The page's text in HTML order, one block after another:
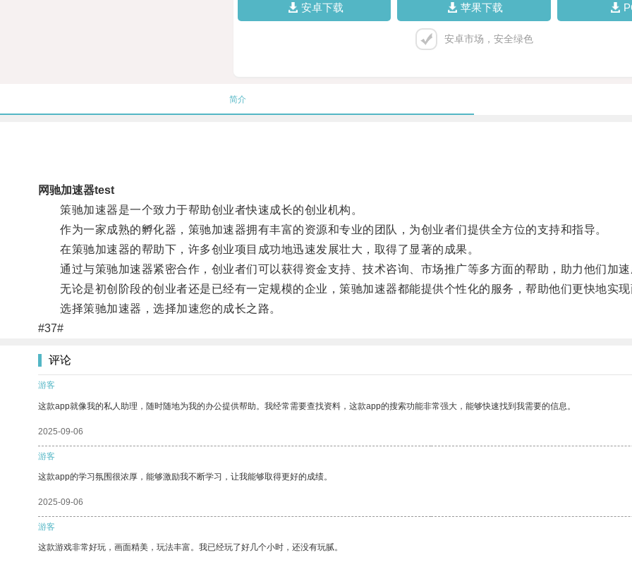
安卓下载 苹果下载
安卓市场，安全绿色
简介
网驰加速器test
策驰加速器是一个致力于帮助创业者快速成长的创业机构。
作为一家成熟的孵化器，策驰加速器拥有丰富的资源和专业的团队，为创业者们提供全方位的支持和指导。
在策驰加速器的帮助下，许多创业项目成功地迅速发展壮大，取得了显著的成果。
通过与策驰加速器紧密合作，创业者们可以获得资金支持、技术咨询、市场推广等多方面的帮助，助力他们加速
无论是初创阶段的创业者还是已经有一定规模的企业，策驰加速器都能提供个性化的服务，帮助他们更快地实现
选择策驰加速器，选择加速您的成长之路。
#37#
评论
游客
这款app就像我的私人助理，随时随地为我的办公提供帮助。我经常需要查找资料，这款app的搜索功能非常强大，能够快速找到我需要的信息。
2025-09-06
游客
这款app的学习氛围很浓厚，能够激励我不断学习，让我能够取得更好的成绩。
2025-09-06
游客
这款游戏非常好玩，画面精美，玩法丰富。我已经玩了好几个小时，还没有玩腻。